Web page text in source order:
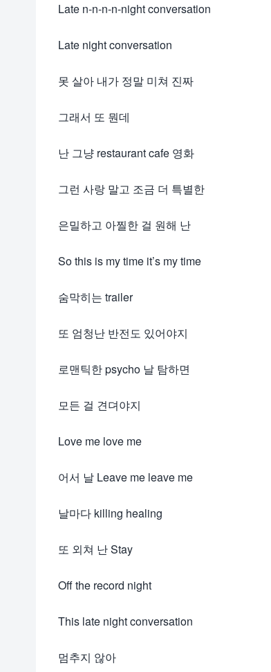
Late n-n-n-n-night conversation
Late night conversation
못 살아 내가 정말 미쳐 진짜
그래서 또 뭔데
난 그냥 restaurant cafe 영화
그런 사랑 말고 조금 더 특별한
은밀하고 아찔한 걸 원해 난
So this is my time it’s my time
숨막히는 trailer
또 엄청난 반전도 있어야지
로맨틱한 psycho 날 탐하면
모든 걸 견뎌야지
Love me love me
어서 날 Leave me leave me
날마다 killing healing
또 외쳐 난 Stay
Off the record night
This late night conversation
멈추지 않아